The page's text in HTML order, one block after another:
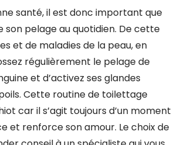
santé, il est donc important que
son pelage au quotidien. De cette
et de maladies de la peau, en
régulièrement le pelage de
et d’activez ses glandes
Cette routine de toilettage
car il s’agit toujours d’un moment
et renforce son amour. Le choix de